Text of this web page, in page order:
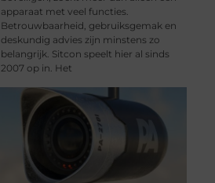
apparaat met veel functies.
Betrouwbaarheid, gebruiksgemak en
deskundig advies zijn minstens zo
belangrijk. Sitcon speelt hier al sinds
2007 op in. Het